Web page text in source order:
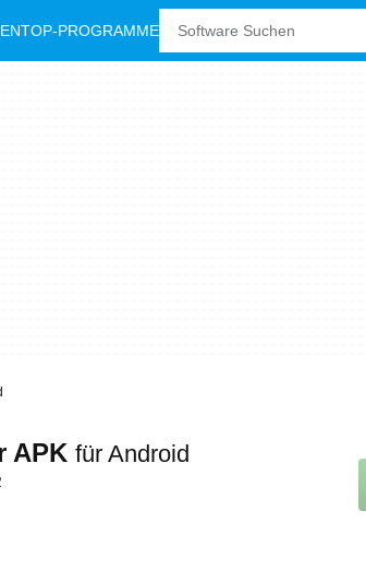
TOP-PROGRAMME
APK für Android